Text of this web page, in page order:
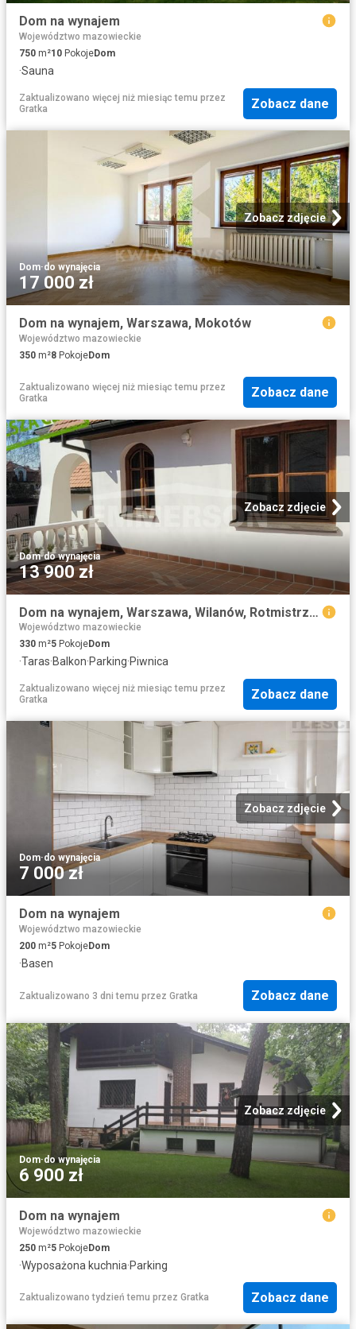
Dom na wynajem
Województwo mazowieckie
750 m²10 PokojeDom
·Sauna
Zaktualizowano więcej niż miesiąc temu przez
Gratka
Zobacz dane
Zobacz zdjęcie
Dom·do wynajęcia
17 000 zł
Dom na wynajem, Warszawa, Mokotów
Województwo mazowieckie
350 m²8 PokojeDom
Zaktualizowano więcej niż miesiąc temu przez
Gratka
Zobacz dane
Zobacz zdjęcie
Dom·do wynajęcia
13 900 zł
Dom na wynajem, Warszawa, Wilanów, Rotmistrzowska
Województwo mazowieckie
330 m²5 PokojeDom
·Taras·Balkon·Parking·Piwnica
Zaktualizowano więcej niż miesiąc temu przez
Gratka
Zobacz dane
Zobacz zdjęcie
Dom·do wynajęcia
7 000 zł
Dom na wynajem
Województwo mazowieckie
200 m²5 PokojeDom
·Basen
Zaktualizowano 3 dni temu przez Gratka Zobacz dane
Zobacz zdjęcie
Dom·do wynajęcia
6 900 zł
Dom na wynajem
Województwo mazowieckie
250 m²5 PokojeDom
·Wyposażona kuchnia·Parking
Zaktualizowano tydzień temu przez Gratka Zobacz dane